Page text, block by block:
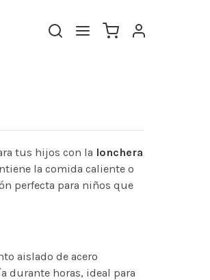
tus hijos con la lonchera
la comida caliente o
perfecta para niños que
aislado de acero
durante horas, ideal para